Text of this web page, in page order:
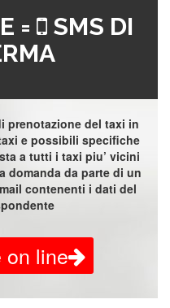
=
SMS DI
prenotazione del taxi in
e possibili specifiche
a tutti i taxi piu’ vicini
domanda da parte di un
contenenti i dati del
on line